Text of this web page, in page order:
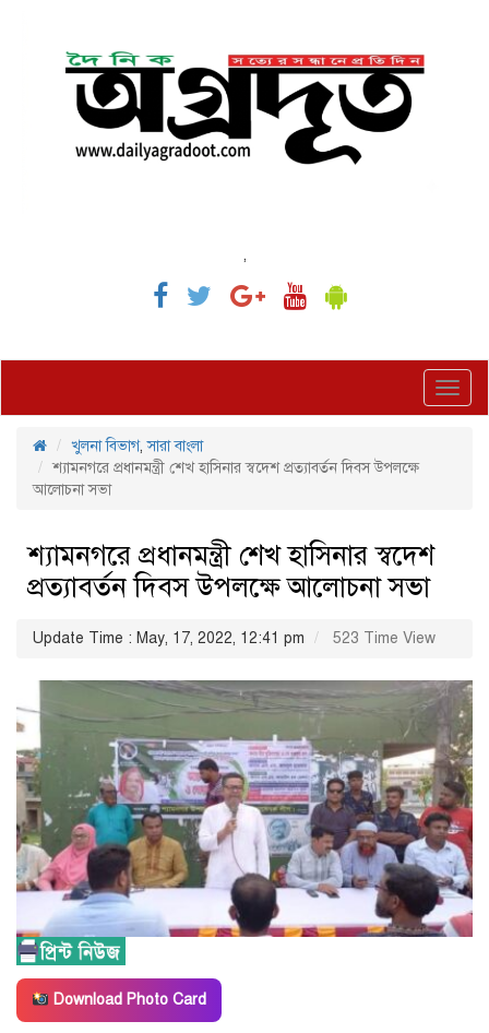
,
খুলনা বিভাগ,সারা বাংলা
শ্যামনগরে প্রধানমন্ত্রী শেখ হাসিনার স্বদেশ প্রত্যাবর্তন দিবস উপলক্ষে
আলোচনা সভা
শ্যামনগরে প্রধানমন্ত্রী শেখ হাসিনার স্বদেশ
প্রত্যাবর্তন দিবস উপলক্ষে আলোচনা সভা
Update Time : May, 17, 2022, 12:41 pm 523 Time View
Download Photo Card